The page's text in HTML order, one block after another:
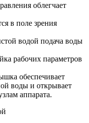
облегчает
в поле зрения
водой подача воды
рабочих параметров
обеспечивает
воды и открывает
аппарата.